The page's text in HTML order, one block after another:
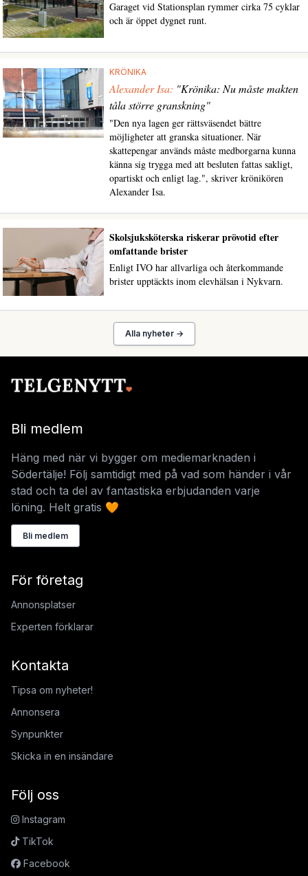
Garaget vid Stationsplan rymmer cirka 75 cyklar
och är öppet dygnet runt.
KRÖNIKA
Alexander Isa: "Krönika: Nu måste makten
tåla större granskning"
"Den nya lagen ger rättsväsendet bättre
möjligheter att granska situationer. När
skattepengar används måste medborgarna kunna
känna sig trygga med att besluten fattas sakligt,
opartiskt och enligt lag.", skriver krönikören
Alexander Isa.
Skolsjuksköterska riskerar prövotid efter
omfattande brister
Enligt IVO har allvarliga och återkommande
brister upptäckts inom elevhälsan i Nykvarn.
Alla nyheter →
Bli medlem
Häng med när vi bygger om mediemarknaden i
Södertälje! Följ samtidigt med på vad som händer i vår
stad och ta del av fantastiska erbjudanden varje
löning. Helt gratis 🧡
Bli medlem
För företag
Annonsplatser
Experten förklarar
Kontakta
Tipsa om nyheter!
Annonsera
Synpunkter
Skicka in en insändare
Följ oss
Instagram
TikTok
Facebook